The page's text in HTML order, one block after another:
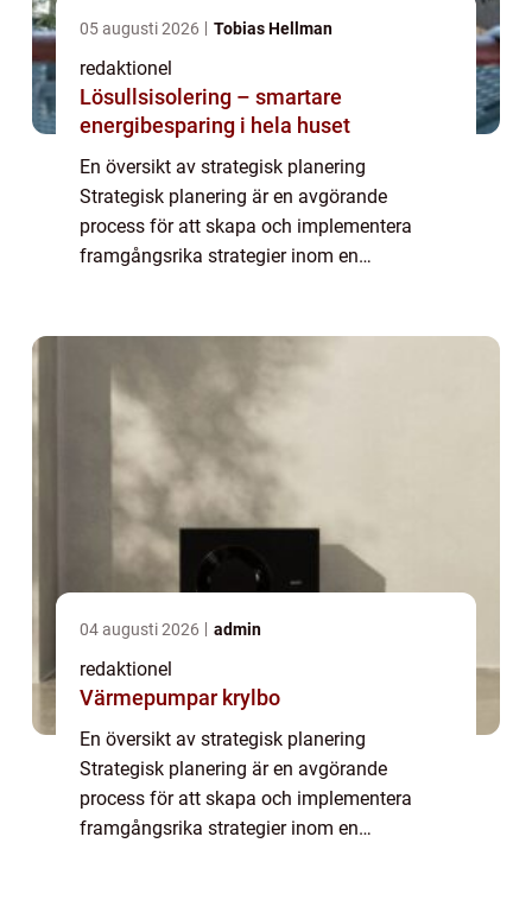
05 augusti 2026 Tobias Hellman
redaktionel
Lösullsisolering – smartare
energibesparing i hela huset
En översikt av strategisk planering
Strategisk planering är en avgörande
process för att skapa och implementera
framgångsrika strategier inom en
04 augusti 2026 admin
redaktionel
Värmepumpar krylbo
En översikt av strategisk planering
Strategisk planering är en avgörande
process för att skapa och implementera
framgångsrika strategier inom en